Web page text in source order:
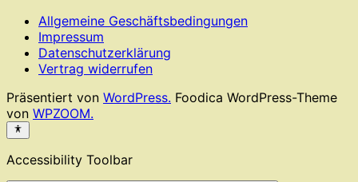
Allgemeine Geschäftsbedingungen
Impressum
Datenschutzerklärung
Vertrag widerrufen
Präsentiert von WordPress. Foodica WordPress-Theme
von WPZOOM.
Accessibility Toolbar